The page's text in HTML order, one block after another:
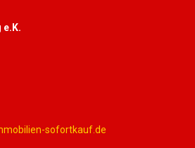
sofortkauf.de